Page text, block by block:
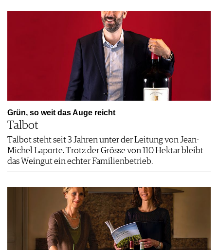
Grün, so weit das Auge reicht
Talbot
Talbot steht seit 3 Jahren unter der Leitung von Jean-
Michel Laporte. Trotz der Grösse von 110 Hektar bleibt
das Weingut ein echter Familienbetrieb.